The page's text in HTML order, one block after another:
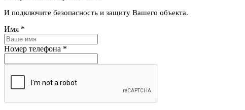
И подключите безопасность и защиту Вашего объекта.
Имя *
Номер телефона *